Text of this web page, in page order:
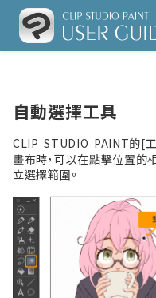
自動選擇工具
CLIP STUDIO PAINT的[
畫布時，可以在點擊位置
立選擇範圍。